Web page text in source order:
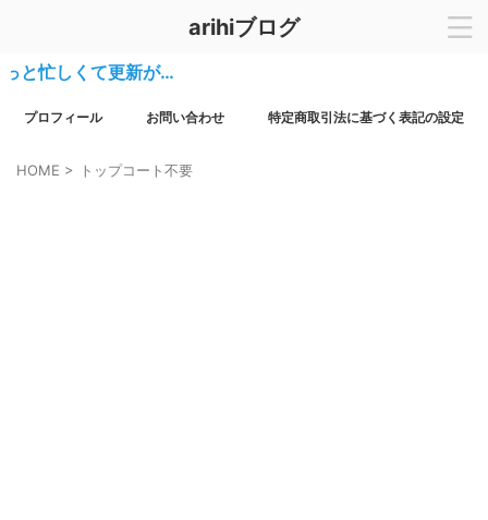
arihiブログ
と忙しくて更新が…
プロフィール お問い合わせ 特定商取引法に基づく表記の設定
HOME > トップコート不要